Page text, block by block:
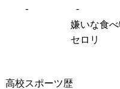
-
-
嫌いな食
セロリ
高校スポーツ歴